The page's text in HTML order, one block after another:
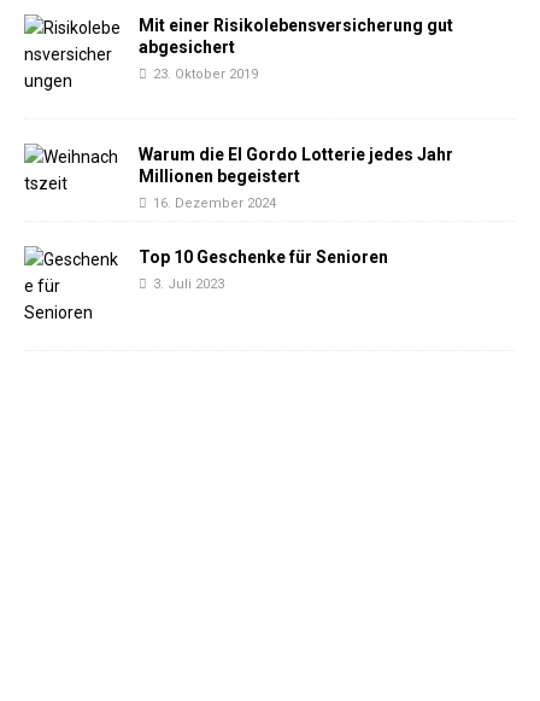
Mit einer Risikolebensversicherung gut
abgesichert
23. Oktober 2019
Warum die El Gordo Lotterie jedes Jahr
Millionen begeistert
16. Dezember 2024
Top 10 Geschenke für Senioren
3. Juli 2023